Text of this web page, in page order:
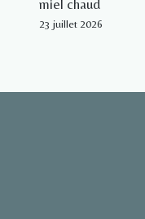
miel chaud
23 juillet 2026